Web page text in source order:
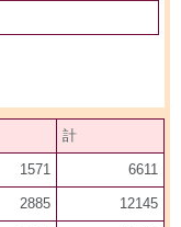
計
1571 6611
2885 12145